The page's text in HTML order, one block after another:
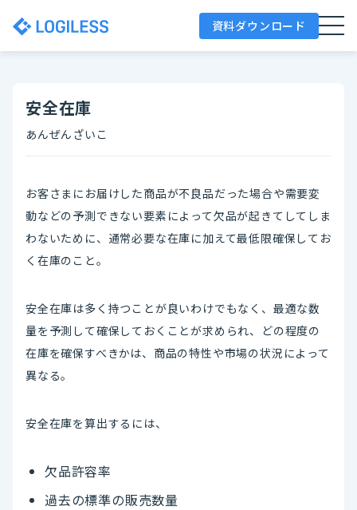
資料ダウンロード
安全在庫
あんぜんざいこ
お客さまにお届けした商品が不良品だった場合や需要変
動などの予測できない要素によって欠品が起きてしてしま
わないために、通常必要な在庫に加えて最低限確保してお
く在庫のこと。
安全在庫は多く持つことが良いわけでもなく、最適な数
量を予測して確保しておくことが求められ、どの程度の
在庫を確保すべきかは、商品の特性や市場の状況によって
異なる。
安全在庫を算出するには、
欠品許容率
過去の標準の販売数量